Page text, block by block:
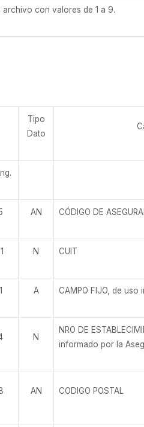
archivo con valores de 1 a 9.
Tipo
Dato
AN CÓDIGO DE
N CUIT
1 A CAMPO FIJO, de uso
N
NRO DE
informado por la
AN CODIGO POSTAL